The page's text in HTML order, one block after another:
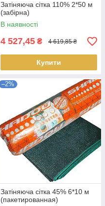
Затіняюча сітка 110% 2*50 м
(забірна)
В наявності
4 527,45 ₴ 4 619,85 ₴
Купити
–2%
Затіняюча сітка 45% 6*10 м
(пакетированная)